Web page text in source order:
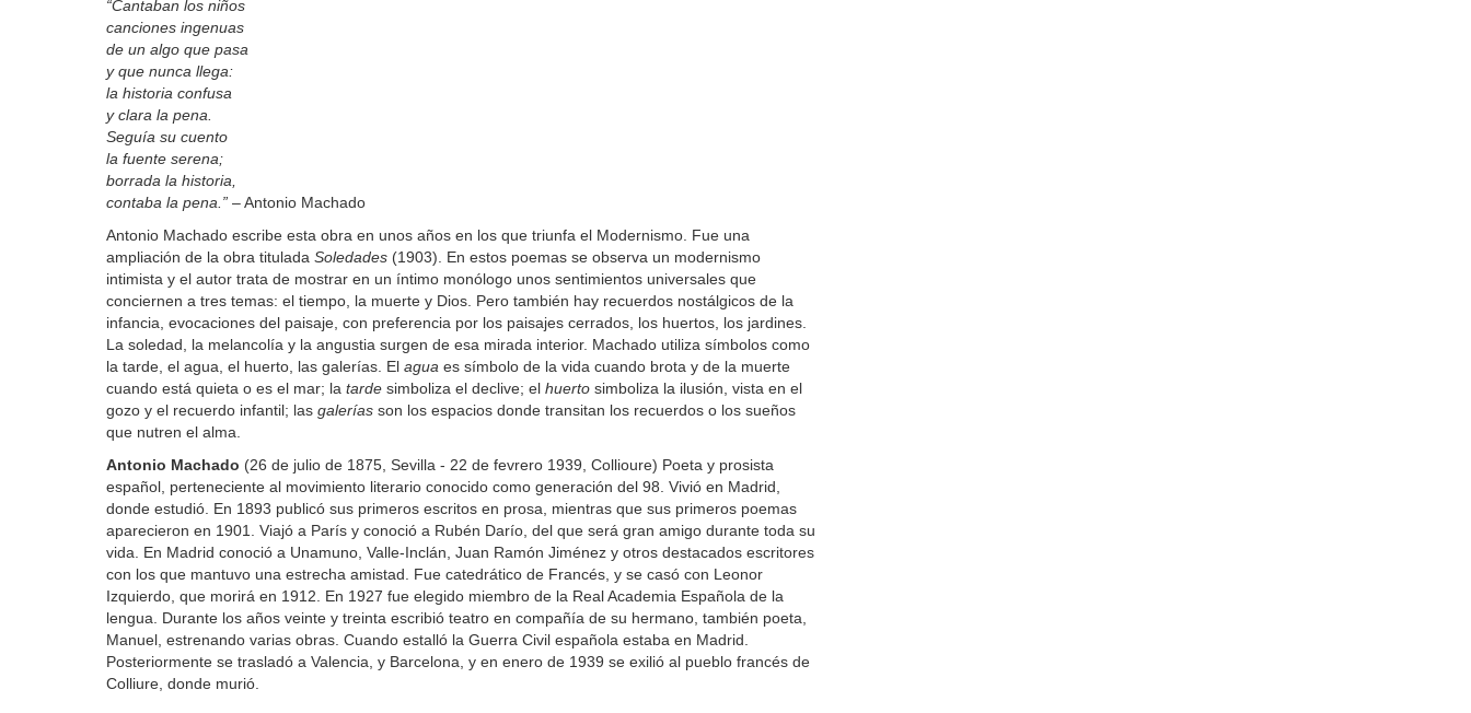
“Cantaban los niños
canciones ingenuas
de un algo que pasa
y que nunca llega:
la historia confusa
y clara la pena.
Seguía su cuento
la fuente serena;
borrada la historia,
contaba la pena.” – Antonio Machado
Antonio Machado escribe esta obra en unos años en los que triunfa el Modernismo. Fue una
ampliación de la obra titulada Soledades (1903). En estos poemas se observa un modernismo
intimista y el autor trata de mostrar en un íntimo monólogo unos sentimientos universales que
conciernen a tres temas: el tiempo, la muerte y Dios. Pero también hay recuerdos nostálgicos de la
infancia, evocaciones del paisaje, con preferencia por los paisajes cerrados, los huertos, los jardines.
La soledad, la melancolía y la angustia surgen de esa mirada interior. Machado utiliza símbolos como
la tarde, el agua, el huerto, las galerías. El agua es símbolo de la vida cuando brota y de la muerte
cuando está quieta o es el mar; la tarde simboliza el declive; el huerto simboliza la ilusión, vista en el
gozo y el recuerdo infantil; las galerías son los espacios donde transitan los recuerdos o los sueños
que nutren el alma.
Antonio Machado (26 de julio de 1875, Sevilla - 22 de fevrero 1939, Collioure) Poeta y prosista
español, perteneciente al movimiento literario conocido como generación del 98. Vivió en Madrid,
donde estudió. En 1893 publicó sus primeros escritos en prosa, mientras que sus primeros poemas
aparecieron en 1901. Viajó a París y conoció a Rubén Darío, del que será gran amigo durante toda su
vida. En Madrid conoció a Unamuno, Valle-Inclán, Juan Ramón Jiménez y otros destacados escritores
con los que mantuvo una estrecha amistad. Fue catedrático de Francés, y se casó con Leonor
Izquierdo, que morirá en 1912. En 1927 fue elegido miembro de la Real Academia Española de la
lengua. Durante los años veinte y treinta escribió teatro en compañía de su hermano, también poeta,
Manuel, estrenando varias obras. Cuando estalló la Guerra Civil española estaba en Madrid.
Posteriormente se trasladó a Valencia, y Barcelona, y en enero de 1939 se exilió al pueblo francés de
Colliure, donde murió.